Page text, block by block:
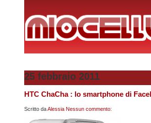
25 febbraio 2011
HTC ChaCha : lo smartphone di
Scritto daAlessia Nessun commento: